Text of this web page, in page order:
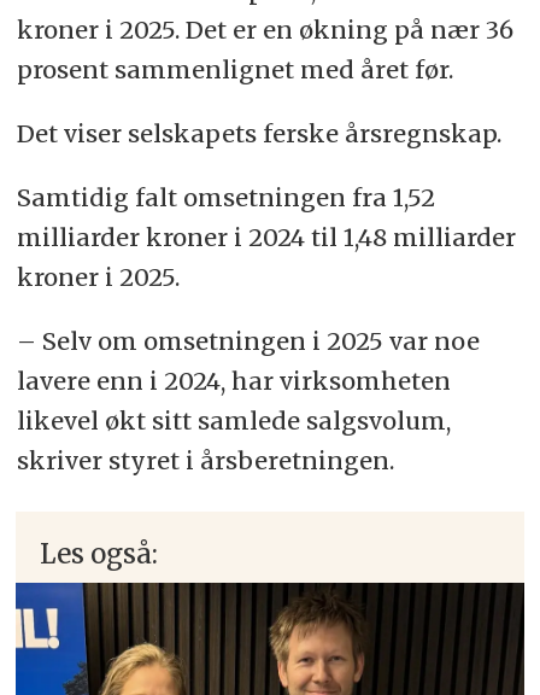
kroner i 2025. Det er en økning på nær 36
prosent sammenlignet med året før.
Det viser selskapets ferske årsregnskap.
Samtidig falt omsetningen fra 1,52
milliarder kroner i 2024 til 1,48 milliarder
kroner i 2025.
– Selv om omsetningen i 2025 var noe
lavere enn i 2024, har virksomheten
likevel økt sitt samlede salgsvolum,
skriver styret i årsberetningen.
Les også: